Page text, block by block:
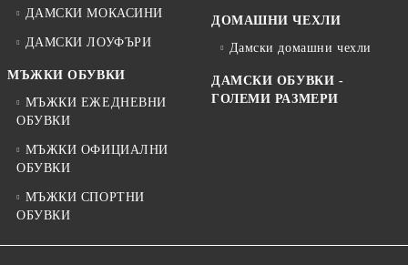
ДАМСКИ МОКАСИНИ
ДАМСКИ ЛОУФЪРИ
МЪЖКИ ОБУВКИ
МЪЖКИ ЕЖЕДНЕВНИ
ОБУВКИ
МЪЖКИ ОФИЦИАЛНИ
ОБУВКИ
МЪЖКИ СПОРТНИ
ОБУВКИ
ДОМАШНИ ЧЕХЛИ
Дамски домашни чехли
ДАМСКИ ОБУВКИ -
ГОЛЕМИ РАЗМЕРИ